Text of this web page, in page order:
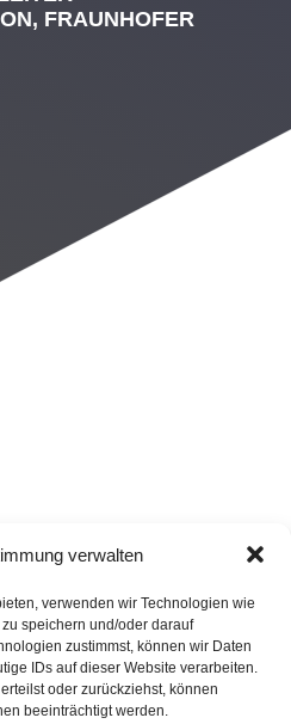
verwalten
verwenden wir Technologien wie
speichern und/oder darauf
zustimmst, können wir Daten
IDs auf dieser Website verarbeiten.
oder zurückziehst, können
beeinträchtigt werden.
FRAUNHOFER